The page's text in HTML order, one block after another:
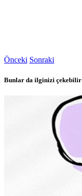
Önceki Sonraki
Bunlar da ilginizi çekebilir